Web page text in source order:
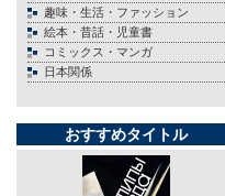
趣味・生活・ファッション
絵本・昔話・児童書
コミックス・マンガ
日本関係
おすすめタイトル